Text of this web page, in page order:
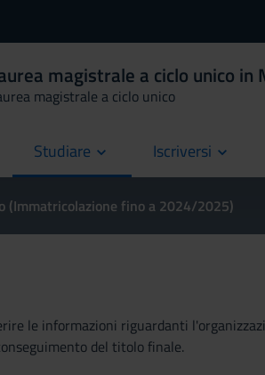
magistrale a ciclo unico
magistrale a ciclo unico
Studiare Iscriversi
(Immatricolazione fino a 2024/2025)
le informazioni riguardanti
del titolo finale.